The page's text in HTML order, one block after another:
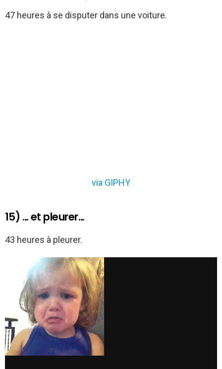
47 heures à se disputer dans une voiture.
via GIPHY
15) … et pleurer…
43 heures à pleurer.